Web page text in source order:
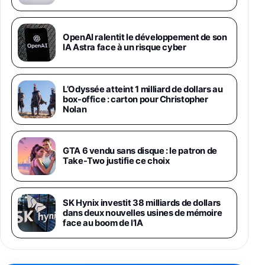
1019€
Galaxy S26 Ultra 512 Go Bleu
1019€1399€Fnac (Vendeur Tiers)
Galaxy S26 Ultra 256 Go Violet
892€1199€Fnac (Vendeur Tiers)
Philips SHK2000BL - Casque Enfant - Bleu &
Répartiteur Audio 5 Casques, Blanc
24,94€ 29,96€Fnac (Vendeur Tiers)
Asus RT-AC59U Routeur sans Fil Double
Bande Gigabit (Serveur et Client VPN, Triple
Vlan, Mode Point d'accès et Bridge, contrôle
Parental, Qos)
39,72€ 50,42€Amazon
Panasonic KX-TG6822 Téléphones Sans fil
OpenAI ralentit le développement de son
IA Astra face à un risque cyber
L’Odyssée atteint 1 milliard de dollars au
box-office : carton pour Christopher
Nolan
GTA 6 vendu sans disque : le patron de
Take-Two justifie ce choix
SK Hynix investit 38 milliards de dollars
dans deux nouvelles usines de mémoire
face au boom de l’IA